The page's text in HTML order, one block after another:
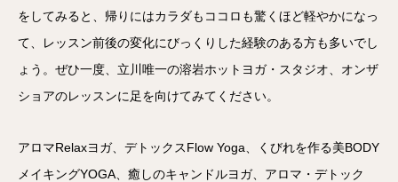
をしてみると、帰りにはカラダもココロも驚くほど軽やかになっ
て、レッスン前後の変化にびっくりした経験のある方も多いでし
ょう。ぜひ一度、立川唯一の溶岩ホットヨガ・スタジオ、オンザ
ショアのレッスンに足を向けてみてください。
アロマRelaxヨガ、デトックスFlow Yoga、くびれを作る美BODY
メイキングYOGA、癒しのキャンドルヨガ、アロマ・デトック